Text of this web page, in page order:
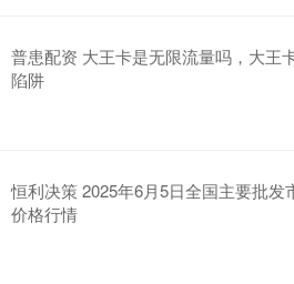
普患配资 大王卡是无限流量吗，大王
陷阱
恒利决策 2025年6月5日全国主要批发
价格行情